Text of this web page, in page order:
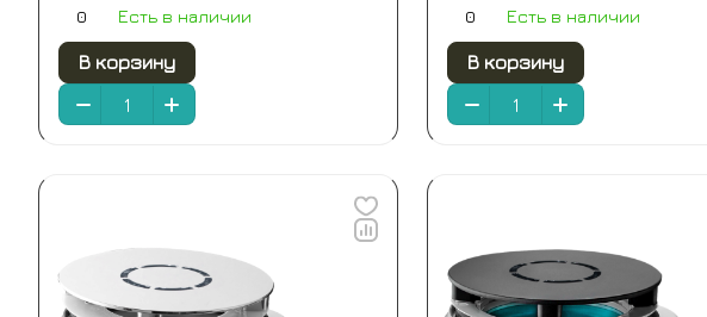
0 Есть в наличии
В корзину
0 Есть в наличии
В корзину